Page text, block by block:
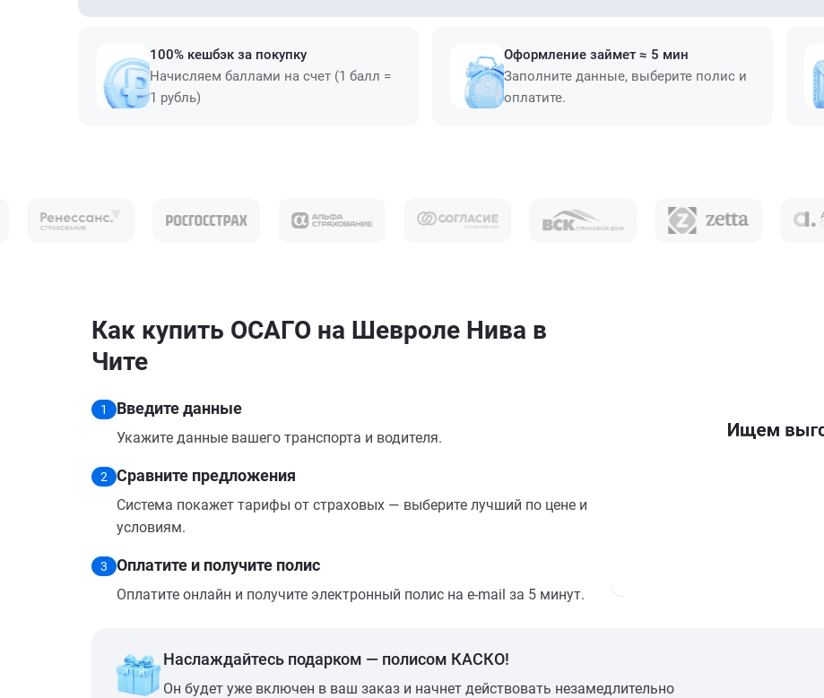
100% кешбэк за покупку
Начисляем баллами на счет (1 балл =
1 рубль)
Оформление займет ≈ 5 мин
Заполните данные, выберите полис и
оплатите.
Как купить ОСАГО на Шевроле Нива в
Чите
1 Введите данные
Укажите данные вашего транспорта и водителя.
2 Сравните предложения
Система покажет тарифы от страховых — выберите лучший по цене и
условиям.
3 Оплатите и получите полис
Оплатите онлайн и получите электронный полис на e-mail за 5 минут.
Наслаждайтесь подарком — полисом КАСКО!
Он будет уже включен в ваш заказ и начнет действовать незамедлительно